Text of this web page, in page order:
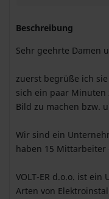
Beschreibung
Sehr geehrte Damen
zuerst begrüße ich
sich ein paar
Bild zu machen bzw.
Wir sind ein
haben 15
VOLT-ER d.o.o. ist
Arten von